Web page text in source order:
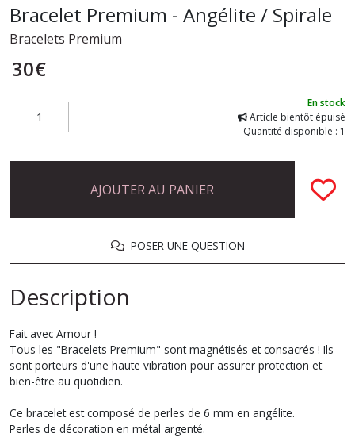
Bracelet Premium - Angélite / Spirale
Bracelets Premium
30€
En stock
Article bientôt épuisé
Quantité disponible : 1
AJOUTER AU PANIER
POSER UNE QUESTION
Description
Fait avec Amour !
Tous les "Bracelets Premium" sont magnétisés et consacrés ! Ils
sont porteurs d'une haute vibration pour assurer protection et
bien-être au quotidien.
Ce bracelet est composé de perles de 6 mm en angélite.
Perles de décoration en métal argenté.